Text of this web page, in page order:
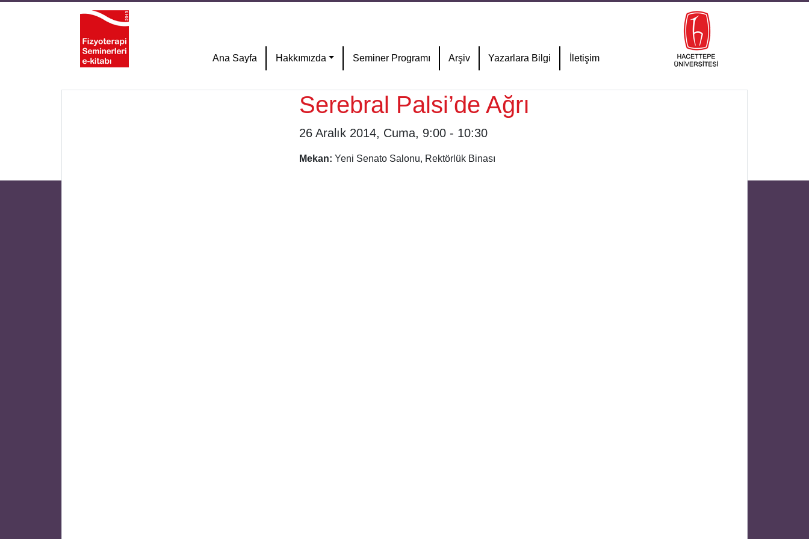
Ana Sayfa Hakkımızda Seminer Programı Arşiv Yazarlara Bilgi İletişim
Serebral Palsi’de Ağrı
26 Aralık 2014, Cuma, 9:00 - 10:30
Mekan: Yeni Senato Salonu, Rektörlük Binası